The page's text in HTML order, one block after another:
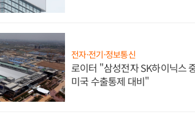
전자·전기·정보통신
로이터 "삼성전자 SK하이닉스
미국 수출통제 대비"